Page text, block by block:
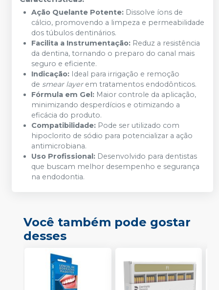
Ação Quelante Potente: Dissolve íons de
cálcio, promovendo a limpeza e permeabilidade
dos túbulos dentinários.
Facilita a Instrumentação: Reduz a resistência
da dentina, tornando o preparo do canal mais
seguro e eficiente.
Indicação: Ideal para irrigação e remoção
de smear layerem tratamentos endodônticos.
Fórmula em Gel: Maior controle da aplicação,
minimizando desperdícios e otimizando a
eficácia do produto.
Compatibilidade: Pode ser utilizado com
hipoclorito de sódio para potencializar a ação
antimicrobiana.
Uso Profissional: Desenvolvido para dentistas
que buscam melhor desempenho e segurança
na endodontia.
Você também pode gostar
desses